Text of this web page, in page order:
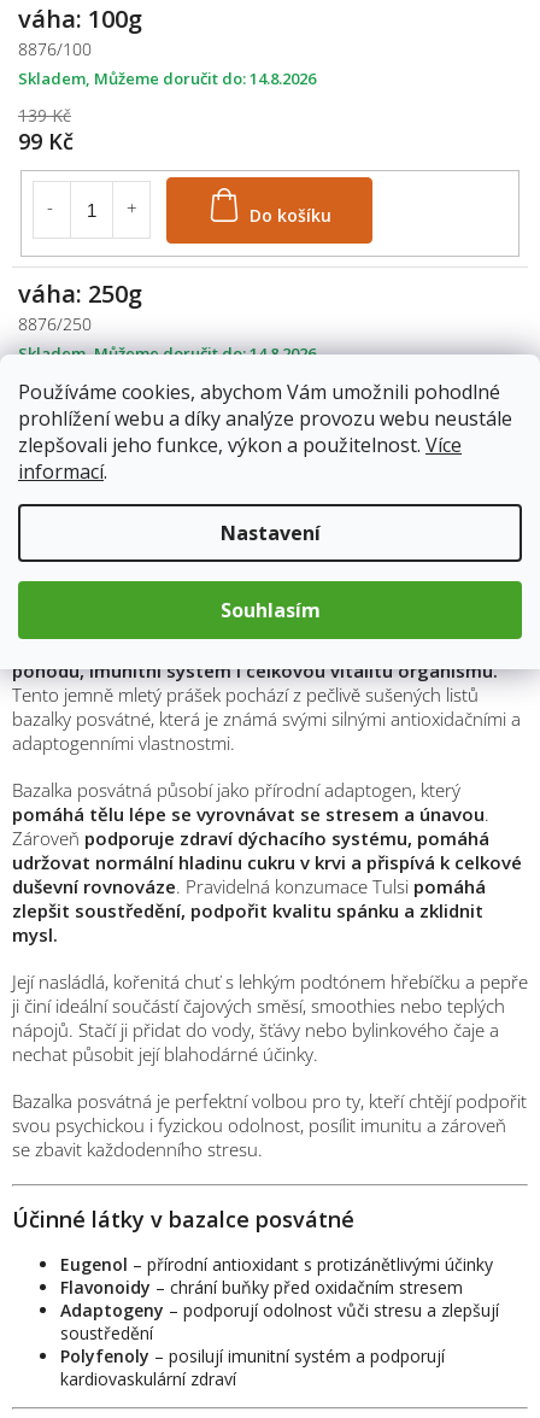
Používáme cookies, abychom Vám umožnili pohodlné
prohlížení webu a díky analýze provozu webu neustále
zlepšovali jeho funkce, výkon a použitelnost. Více
informací.
Nastavení
Souhlasím
váha: 100g
8876/100
139 Kč
99 Kč
Do košíku
Skladem 14.8.2026
váha: 250g
8876/250
279 Kč
199 Kč
Skladem 14.8.2026
Bazalka posvátná (Ocimum Sanctum), známá také jako
, je jednou z nejvýznamnějších bylin ajurvédské medicíny.
Její léčivé účinky jsou ceněny proschopnost podpořit duševní
pohodu, imunitní systém i celkovou vitalitu organismu.
Tento jemně mletý prášek pochází z pečlivě sušených listů
bazalky posvátné, která je známá svými silnými antioxidačními a
adaptogenními vlastnostmi.
Bazalka posvátná působí jako přírodní adaptogen, který
pomáhá tělu lépe se vyrovnávat se stresem a únavou.
Zároveň podporuje zdraví dýchacího systému, pomáhá
udržovat normální hladinu cukru v krvi a přispívá k celkové
duševní rovnováze. Pravidelná konzumace Tulsi pomáhá
zlepšit soustředění, podpořit kvalitu spánku a zklidnit
mysl.
Její nasládlá, kořenitá chuť s lehkým podtónem hřebíčku a pepře
ji činí ideální součástí čajových směsí, smoothies nebo teplých
nápojů. Stačí ji přidat do vody, šťávy nebo bylinkového čaje a
nechat působit její blahodárné účinky.
Bazalka posvátná je perfektní volbou pro ty, kteří chtějí podpořit
svou psychickou i fyzickou odolnost, posílit imunitu a zároveň
se zbavit každodenního stresu.
Účinné látky v bazalce posvátné
Eugenol – přírodní antioxidant s protizánětlivými účinky
Flavonoidy – chrání buňky před oxidačním stresem
Adaptogeny – podporují odolnost vůči stresu a zlepšují
soustředění
Polyfenoly – posilují imunitní systém a podporují
kardiovaskulární zdraví